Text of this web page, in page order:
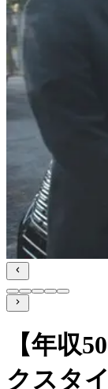
【年収
クスタ